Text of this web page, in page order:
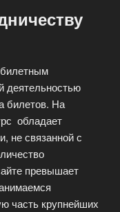
деятельностью
билетов. На
обладает
не связанной с
превышает
часть крупнейших